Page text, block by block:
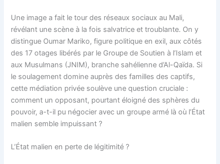
Une image a fait le tour des réseaux sociaux au Mali,
révélant une scène à la fois salvatrice et troublante. On y
distingue Oumar Mariko, figure politique en exil, aux côtés
des 17 otages libérés par le Groupe de Soutien à l’Islam et
aux Musulmans (JNIM), branche sahélienne d’Al-Qaïda. Si
le soulagement domine auprès des familles des captifs,
cette médiation privée soulève une question cruciale :
comment un opposant, pourtant éloigné des sphères du
pouvoir, a-t-il pu négocier avec un groupe armé là où l’État
malien semble impuissant ?
L’État malien en perte de légitimité ?